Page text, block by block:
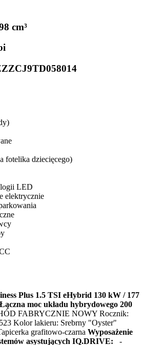
cm³
fotelika dziecięcego)
LED
elektrycznie
Plus 1.5 TSI eHybrid 130 kW / 177
Łączna moc układu hybrydowego 200
FABRYCZNIE NOWY Rocznik:
Kolor lakieru: Srebrny "Oyster"
grafitowo-czarna Wyposażenie
asystujących IQ.DRIVE: -